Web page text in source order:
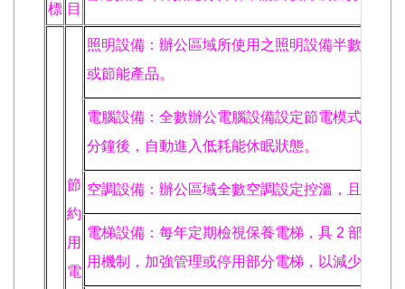
標 目
節
約
用
電
照明設備：辦公區域所使用之照明設備半數以上
或節能產品。
電腦設備：全數辦公電腦設備設定節電模式，當
分鐘後，自動進入低耗能休眠狀態。
空調設備：辦公區域全數空調設定控溫，且不低
電梯設備：每年定期檢視保養電梯，具 2 部電梯
用機制，加強管理或停用部分電梯，以減少待機